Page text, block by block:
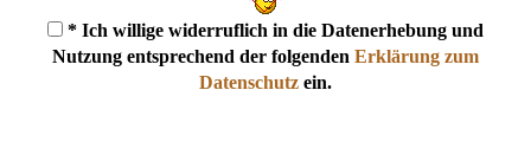
* Ich willige widerruflich in die Datenerhebung und
Nutzung entsprechend der folgenden Erklärung zum
Datenschutz ein.